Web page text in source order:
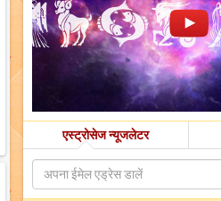
एस्ट्रोसेज न्यूजलेटर